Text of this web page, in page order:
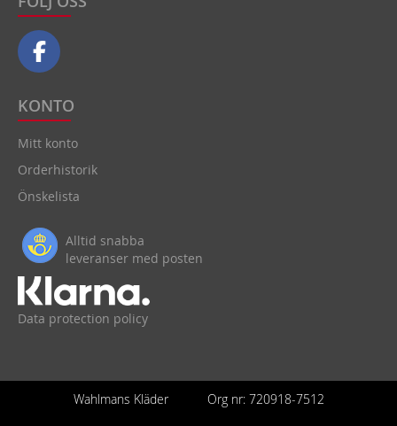
KONTO
Mitt konto
Orderhistorik
Önskelista
Alltid snabba
leveranser med posten
Data protection policy
Wahlmans Kläder Org nr: 720918-7512